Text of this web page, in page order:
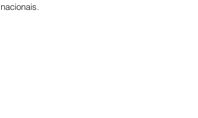
nacionais.